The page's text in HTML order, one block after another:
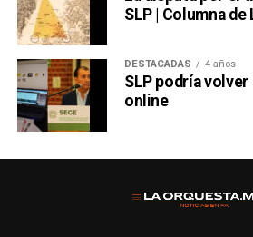
SLP | Columna
DESTACADAS 4 años
SLP podría
online